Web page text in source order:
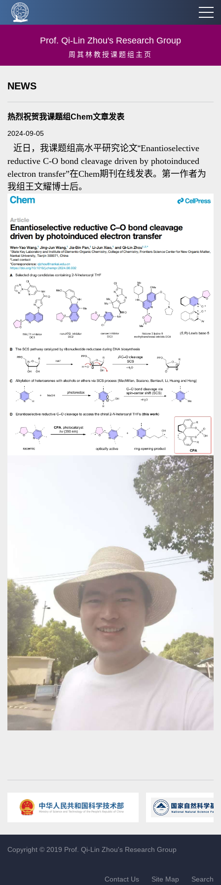
Prof. Qi-Lin Zhou's Research Group
周其林教授课题组主页
NEWS
热烈祝贺我课题组Chem文章发表
2024-09-05
近日，我课题组高水平研究论文“Enantioselective
reductive C-O bond cleavage driven by photoinduced
electron transfer”在Chem期刊在线发表。第一作者为
我组 王文耀博士后。
Copyright © 2019 Prof. Qi-Lin Zhou's Research Group
Contact Us Site Map Search